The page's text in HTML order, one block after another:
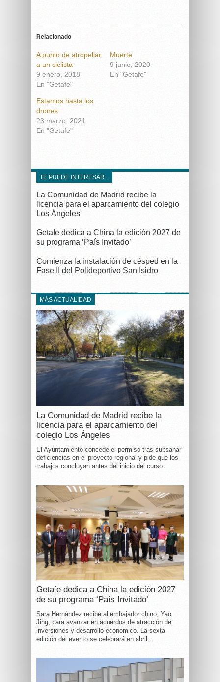
Relacionado
A punto de atropellar
a un ciclista
9 enero, 2018
En "Getafe"
Muerte
9 junio, 2020
En "Getafe"
Estamos hasta los
drones
23 marzo, 2021
En "Getafe"
TE PUEDE INTERESAR...
La Comunidad de Madrid recibe la
licencia para el aparcamiento del colegio
Los Ángeles
Getafe dedica a China la edición 2027 de
su programa ‘País Invitado’
Comienza la instalación de césped en la
Fase II del Polideportivo San Isidro
MÁS ACTUALIDAD
La Comunidad de Madrid recibe la
licencia para el aparcamiento del
colegio Los Ángeles
El Ayuntamiento concede el permiso tras subsanar
deficiencias en el proyecto regional y pide que los
trabajos concluyan antes del inicio del curso.
Getafe dedica a China la edición 2027
de su programa ‘País Invitado’
Sara Hernández recibe al embajador chino, Yao
Jing, para avanzar en acuerdos de atracción de
inversiones y desarrollo económico. La sexta
edición del evento se celebrará en abril...